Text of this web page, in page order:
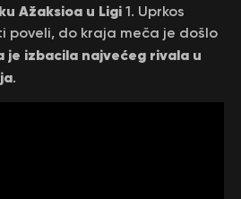
Ažaksioa u Ligi 1. Uprkos
poveli, do kraja meča je došlo
je izbacila najvećeg rivala u
.